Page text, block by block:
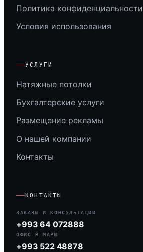
Политика конфиденциальности
Условия использования
УСЛУГИ
Натяжные потолки
Бухгалтерские услуги
Размещение рекламы
О нашей компании
Контакты
КОНТАКТЫ
ЗАКАЗЫ И КОНСУЛЬТАЦИИ
+993 64 072888
ОФИС В МАРЫ
+993 522 48878